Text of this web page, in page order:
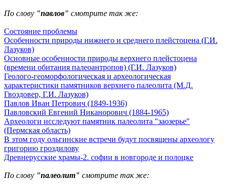
По слову "павлов" смотрите так же:
Состояние проблемы
Особенности природы нижнего и среднего плейстоцена (Г.И.
Лазуков)
Основные особенности природы верхнего плейстоцена
(времени обитания палеоантропов) (Г.И. Лазуков)
Геолого-геоморфологическая и археологическая
характеристики памятников верхнего палеолита (М.Д.
Гвоздовер, Г.И. Лазуков)
Павлов Иван Петрович (1849-1936)
Павловский Евгений Никанорович (1884-1965)
Археологи исследуют памятник палеолита "заозерье"
(Пермская область)
В этом году ольгинские встречи будут посвящены археологу
григорию гроздилову
Древнерусские храмы-2. софии в новгороде и полоцке
По слову "палеолит" смотрите так же: